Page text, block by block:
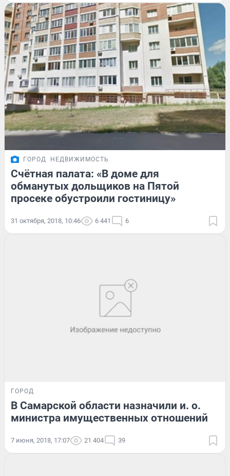
ГОРОД НЕДВИЖИМОСТЬ
Счётная палата: «В доме для
обманутых дольщиков на Пятой
просеке обустроили гостиницу»
31 октября, 2018, 10:46 6 441 6
ГОРОД
В Самарской области назначили и. о.
министра имущественных отношений
7 июня, 2018, 17:07 21 404 39